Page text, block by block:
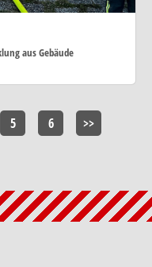
aus Gebäude
5 6 >>